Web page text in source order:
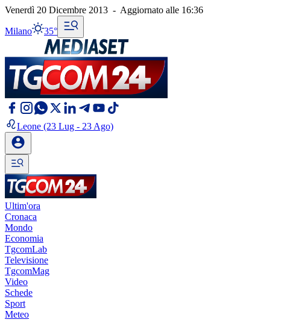
Venerdì 20 Dicembre 2013 - Aggiornato alle 16:36
Milano 35°
Leone (23 Lug - 23 Ago)
Ultim'ora
Cronaca
Mondo
Economia
TgcomLab
Televisione
TgcomMag
Video
Schede
Sport
Meteo